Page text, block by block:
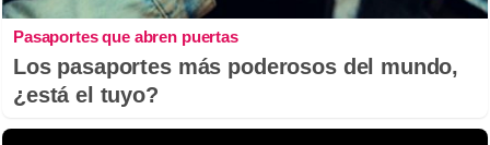
Pasaportes que abren puertas
Los pasaportes más poderosos del mundo,
¿está el tuyo?